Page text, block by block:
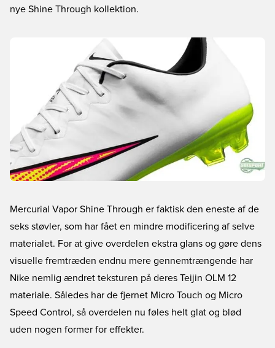
nye Shine Through kollektion.
Mercurial Vapor Shine Through er faktisk den eneste af de
seks støvler, som har fået en mindre modificering af selve
materialet. For at give overdelen ekstra glans og gøre dens
visuelle fremtræden endnu mere gennemtrængende har
Nike nemlig ændret teksturen på deres Teijin OLM 12
materiale. Således har de fjernet Micro Touch og Micro
Speed Control, så overdelen nu føles helt glat og blød
uden nogen former for effekter.